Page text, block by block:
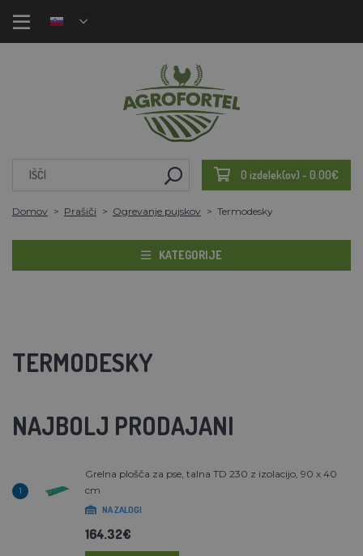
0 izdelek(ov) - 0.00€
Domov Prašiči Ogrevanje pujskov Termodesky
KATEGORIJE
TERMODESKY
NAJBOLJ PRODAJANI
1
Grelna plošča za pse, talna TD 230 z izolacijo, 90 x 40
cm
NA ZALOGI
164.32€